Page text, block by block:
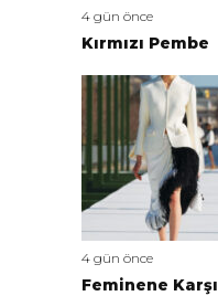
4 gün önce
Kırmızı Pembe
4 gün önce
Feminene Karşı